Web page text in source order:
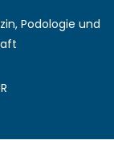
Podologie und